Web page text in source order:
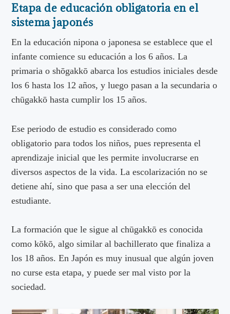
Etapa de educación obligatoria en el
sistema japonés
En la educación nipona o japonesa se establece que el
infante comience su educación a los 6 años. La
primaria o shōgakkō abarca los estudios iniciales desde
los 6 hasta los 12 años, y luego pasan a la secundaria o
chūgakkō hasta cumplir los 15 años.
Ese periodo de estudio es considerado como
obligatorio para todos los niños, pues representa el
aprendizaje inicial que les permite involucrarse en
diversos aspectos de la vida. La escolarización no se
detiene ahí, sino que pasa a ser una elección del
estudiante.
La formación que le sigue al chūgakkō es conocida
como kōkō, algo similar al bachillerato que finaliza a
los 18 años. En Japón es muy inusual que algún joven
no curse esta etapa, y puede ser mal visto por la
sociedad.